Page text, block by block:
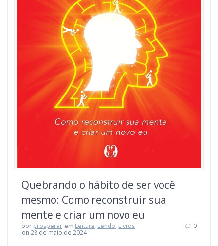
Quebrando o hábito de ser você
mesmo: Como reconstruir sua
mente e criar um novo eu
por prosperar em Leitura, Lendo, Livros
on 28 de maio de 2024
0